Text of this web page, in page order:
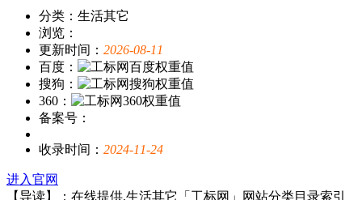
分类：生活其它
浏览：
更新时间： 2026-08-11
百度：
搜狗：
360：
备案号：
收录时间： 2024-11-24
进入官网
【导读】：在线提供,生活其它「工标网」网站分类目录索引